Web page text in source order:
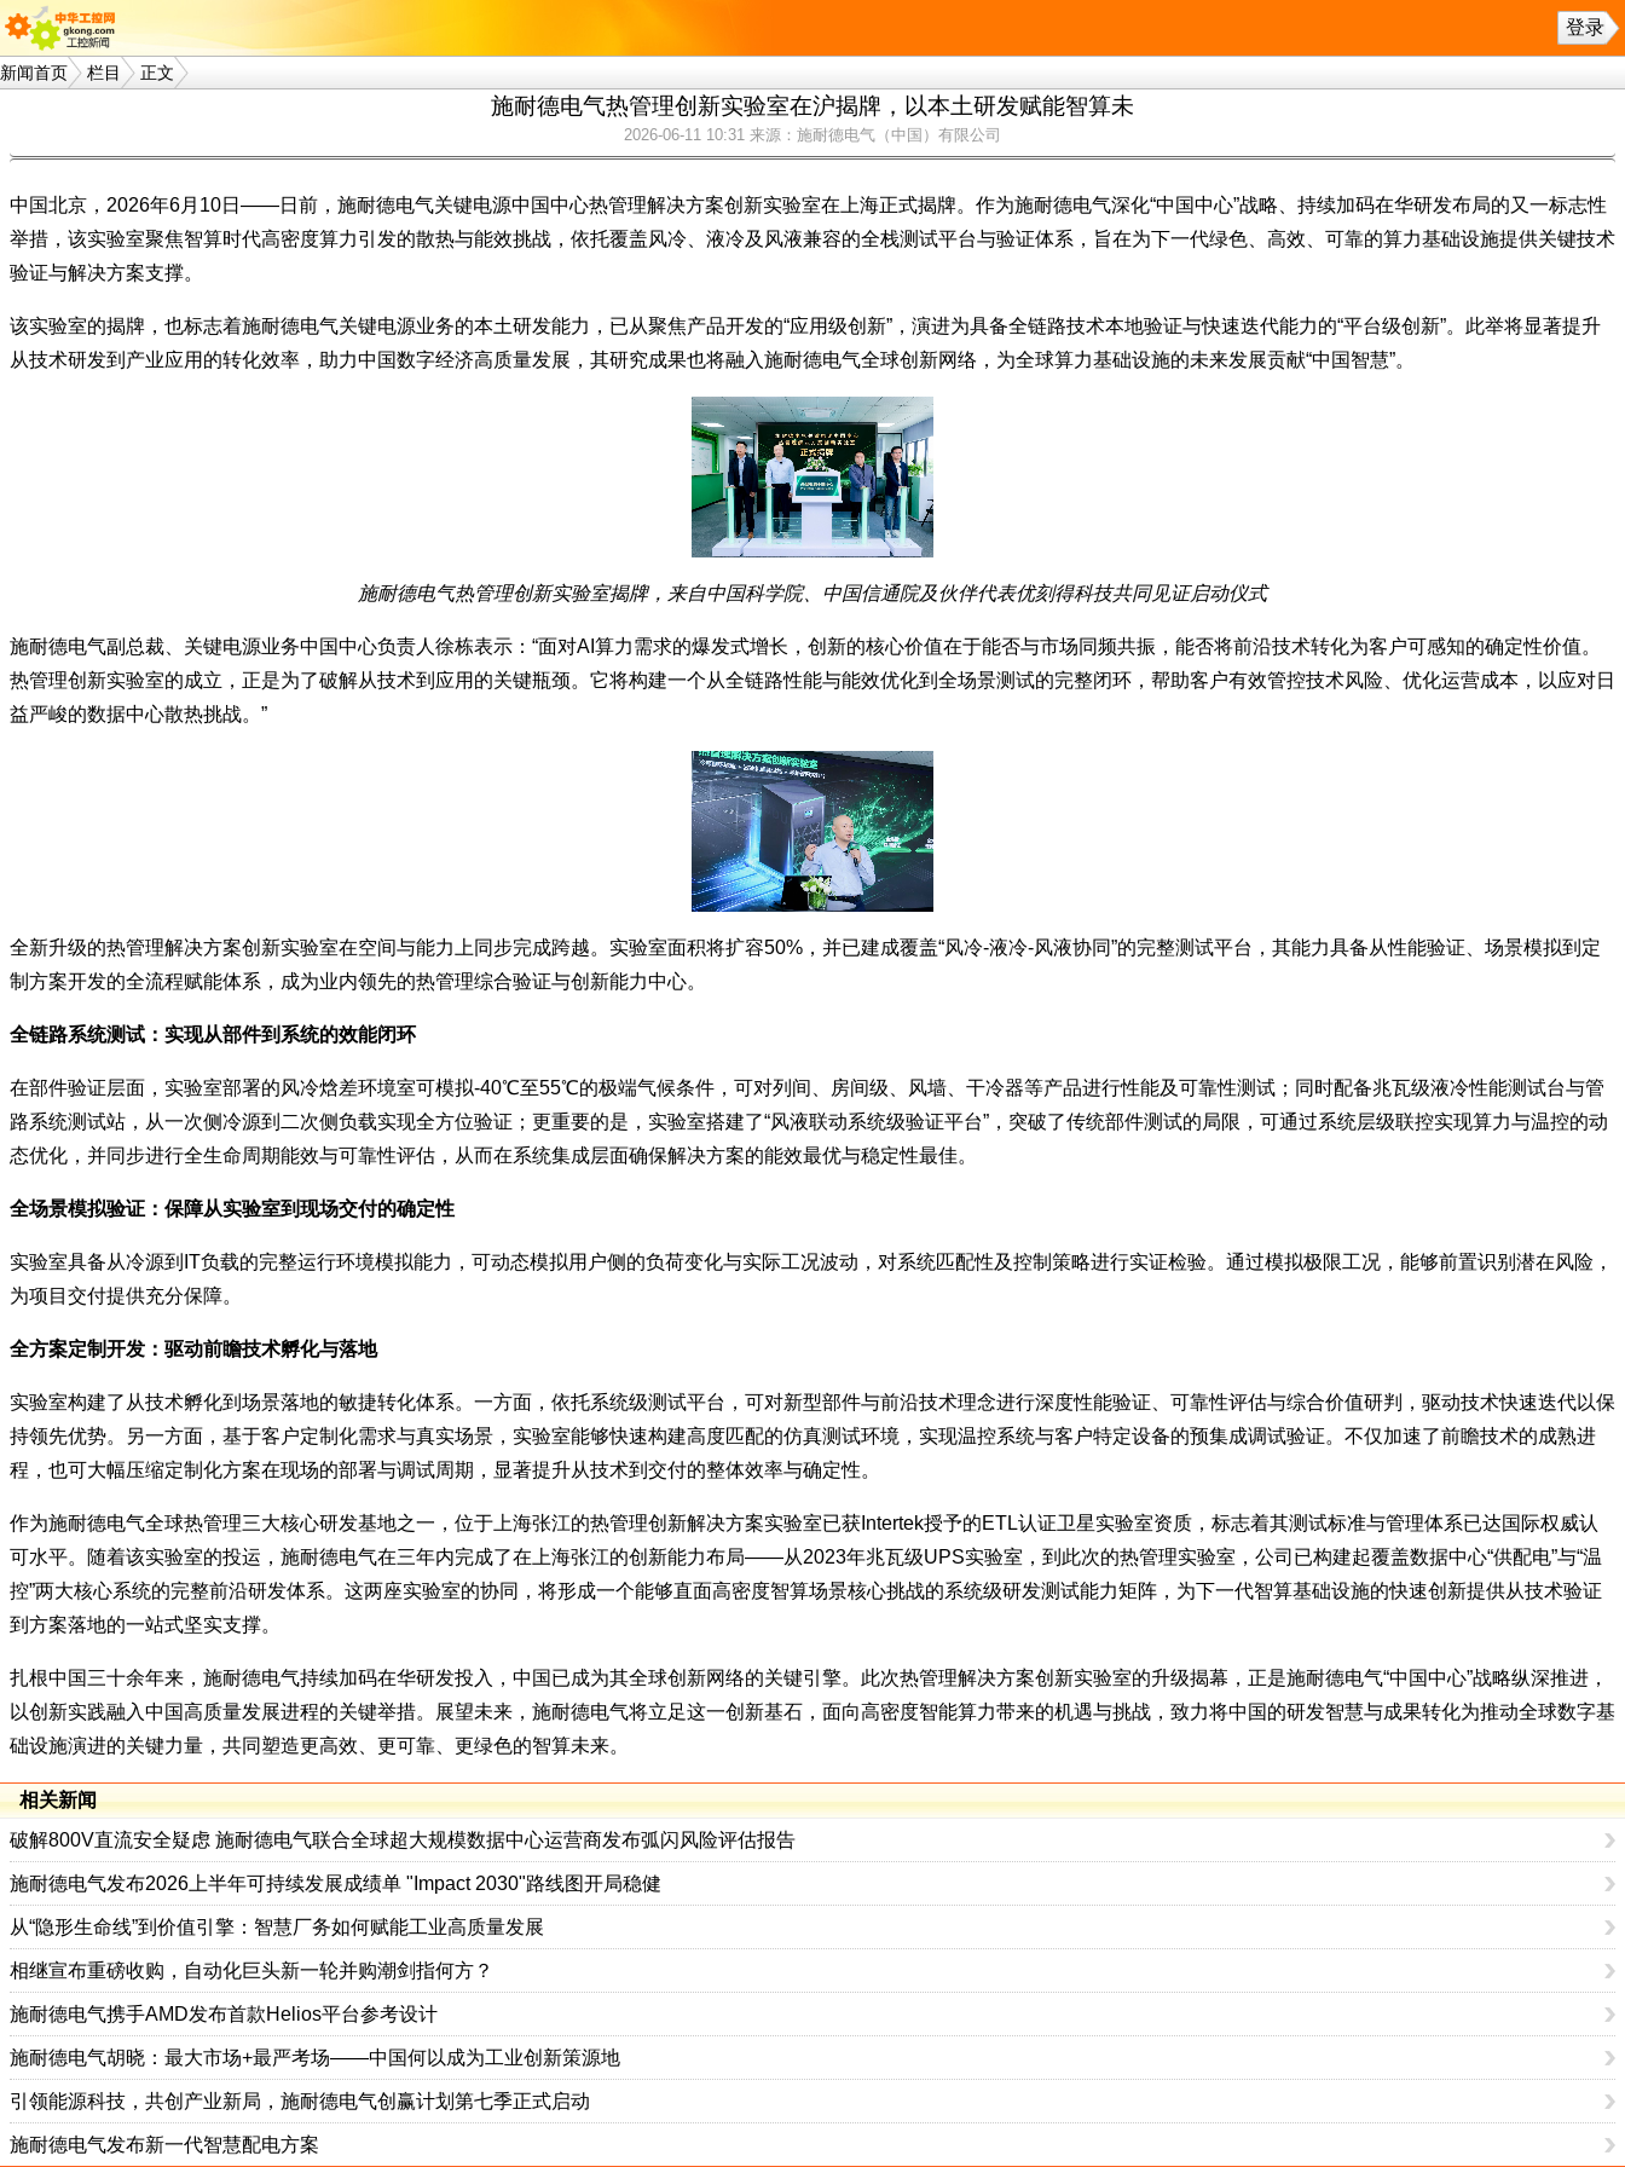
登录
新闻首页 栏目 正文
施耐德电气热管理创新实验室在沪揭牌，以本土研发赋能智算未
2026-06-11 10:31 来源：施耐德电气（中国）有限公司
中国北京，2026年6月10日——日前，施耐德电气关键电源中国中心热管理解决方案创新实验室在上海正式揭牌。作为施耐德电气深化“中国中心”战略、持续加码在华研发布局的又一标志性
举措，该实验室聚焦智算时代高密度算力引发的散热与能效挑战，依托覆盖风冷、液冷及风液兼容的全栈测试平台与验证体系，旨在为下一代绿色、高效、可靠的算力基础设施提供关键技术
验证与解决方案支撑。
该实验室的揭牌，也标志着施耐德电气关键电源业务的本土研发能力，已从聚焦产品开发的“应用级创新”，演进为具备全链路技术本地验证与快速迭代能力的“平台级创新”。此举将显著提升
从技术研发到产业应用的转化效率，助力中国数字经济高质量发展，其研究成果也将融入施耐德电气全球创新网络，为全球算力基础设施的未来发展贡献“中国智慧”。
施耐德电气热管理创新实验室揭牌，来自中国科学院、中国信通院及伙伴代表优刻得科技共同见证启动仪式
施耐德电气副总裁、关键电源业务中国中心负责人徐栋表示：“面对AI算力需求的爆发式增长，创新的核心价值在于能否与市场同频共振，能否将前沿技术转化为客户可感知的确定性价值。
热管理创新实验室的成立，正是为了破解从技术到应用的关键瓶颈。它将构建一个从全链路性能与能效优化到全场景测试的完整闭环，帮助客户有效管控技术风险、优化运营成本，以应对日
益严峻的数据中心散热挑战。”
全新升级的热管理解决方案创新实验室在空间与能力上同步完成跨越。实验室面积将扩容50%，并已建成覆盖“风冷-液冷-风液协同”的完整测试平台，其能力具备从性能验证、场景模拟到定
制方案开发的全流程赋能体系，成为业内领先的热管理综合验证与创新能力中心。
全链路系统测试：实现从部件到系统的效能闭环
在部件验证层面，实验室部署的风冷焓差环境室可模拟-40℃至55℃的极端气候条件，可对列间、房间级、风墙、干冷器等产品进行性能及可靠性测试；同时配备兆瓦级液冷性能测试台与管
路系统测试站，从一次侧冷源到二次侧负载实现全方位验证；更重要的是，实验室搭建了“风液联动系统级验证平台”，突破了传统部件测试的局限，可通过系统层级联控实现算力与温控的动
态优化，并同步进行全生命周期能效与可靠性评估，从而在系统集成层面确保解决方案的能效最优与稳定性最佳。
全场景模拟验证：保障从实验室到现场交付的确定性
实验室具备从冷源到IT负载的完整运行环境模拟能力，可动态模拟用户侧的负荷变化与实际工况波动，对系统匹配性及控制策略进行实证检验。通过模拟极限工况，能够前置识别潜在风险，
为项目交付提供充分保障。
全方案定制开发：驱动前瞻技术孵化与落地
实验室构建了从技术孵化到场景落地的敏捷转化体系。一方面，依托系统级测试平台，可对新型部件与前沿技术理念进行深度性能验证、可靠性评估与综合价值研判，驱动技术快速迭代以保
持领先优势。另一方面，基于客户定制化需求与真实场景，实验室能够快速构建高度匹配的仿真测试环境，实现温控系统与客户特定设备的预集成调试验证。不仅加速了前瞻技术的成熟进
程，也可大幅压缩定制化方案在现场的部署与调试周期，显著提升从技术到交付的整体效率与确定性。
作为施耐德电气全球热管理三大核心研发基地之一，位于上海张江的热管理创新解决方案实验室已获Intertek授予的ETL认证卫星实验室资质，标志着其测试标准与管理体系已达国际权威认
可水平。随着该实验室的投运，施耐德电气在三年内完成了在上海张江的创新能力布局——从2023年兆瓦级UPS实验室，到此次的热管理实验室，公司已构建起覆盖数据中心“供配电”与“温
控”两大核心系统的完整前沿研发体系。这两座实验室的协同，将形成一个能够直面高密度智算场景核心挑战的系统级研发测试能力矩阵，为下一代智算基础设施的快速创新提供从技术验证
到方案落地的一站式坚实支撑。
扎根中国三十余年来，施耐德电气持续加码在华研发投入，中国已成为其全球创新网络的关键引擎。此次热管理解决方案创新实验室的升级揭幕，正是施耐德电气“中国中心”战略纵深推进，
以创新实践融入中国高质量发展进程的关键举措。展望未来，施耐德电气将立足这一创新基石，面向高密度智能算力带来的机遇与挑战，致力将中国的研发智慧与成果转化为推动全球数字基
础设施演进的关键力量，共同塑造更高效、更可靠、更绿色的智算未来。
相关新闻
破解800V直流安全疑虑 施耐德电气联合全球超大规模数据中心运营商发布弧闪风险评估报告
施耐德电气发布2026上半年可持续发展成绩单 "Impact 2030"路线图开局稳健
从“隐形生命线”到价值引擎：智慧厂务如何赋能工业高质量发展
相继宣布重磅收购，自动化巨头新一轮并购潮剑指何方？
施耐德电气携手AMD发布首款Helios平台参考设计
施耐德电气胡晓：最大市场+最严考场——中国何以成为工业创新策源地
引领能源科技，共创产业新局，施耐德电气创赢计划第七季正式启动
施耐德电气发布新一代智慧配电方案